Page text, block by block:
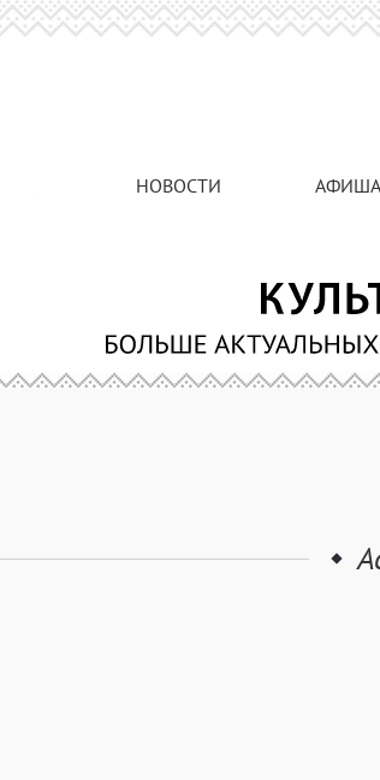
НОВОСТИ АФИША